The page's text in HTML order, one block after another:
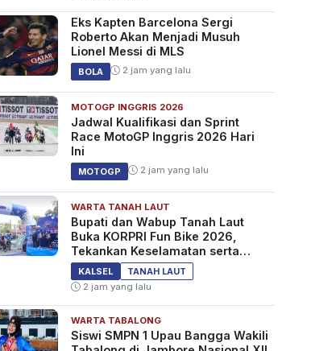
Eks Kapten Barcelona Sergi
Roberto Akan Menjadi Musuh
Lionel Messi di MLS
BOLA 2 jam yang lalu
MOTOGP INGGRIS 2026
Jadwal Kualifikasi dan Sprint
Race MotoGP Inggris 2026 Hari
Ini
MOTOGP 2 jam yang lalu
WARTA TANAH LAUT
Bupati dan Wabup Tanah Laut
Buka KORPRI Fun Bike 2026,
Tekankan Keselamatan serta
Kebersamaan
KALSEL
TANAH LAUT
2 jam yang lalu
WARTA TABALONG
Siswi SMPN 1 Upau Bangga Wakili